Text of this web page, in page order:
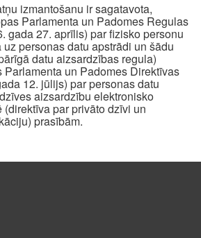
izmantošanu ir sagatavota,
Parlamenta un Padomes Regulas
gada 27. aprīlis) par fizisko personu
personas datu apstrādi un šādu
datu aizsardzības regula)
un Padomes Direktīvas
12. jūlijs) par personas datu
aizsardzību elektronisko
par privāto dzīvi un
prasībām.